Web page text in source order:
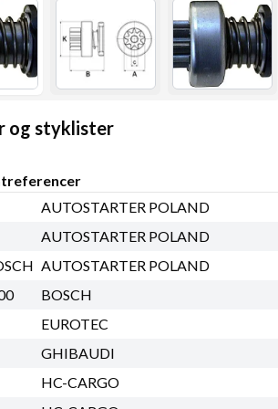
og styklister
AUTOSTARTER POLAND
AUTOSTARTER POLAND
AUTOSTARTER POLAND
BOSCH
EUROTEC
GHIBAUDI
HC-CARGO